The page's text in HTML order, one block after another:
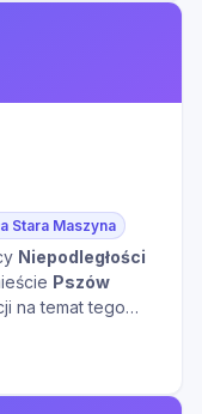
Stara Maszyna
Niepodległości
Pszów
na temat tego